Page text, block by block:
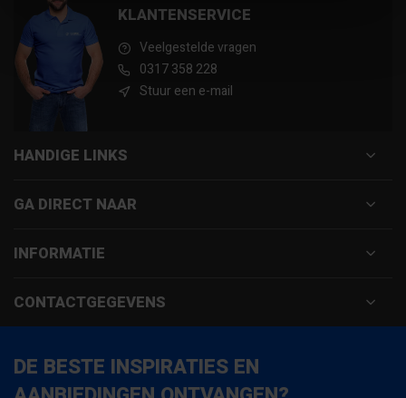
KLANTENSERVICE
Veelgestelde vragen
0317 358 228
Stuur een e-mail
HANDIGE LINKS
GA DIRECT NAAR
INFORMATIE
CONTACTGEGEVENS
DE BESTE INSPIRATIES EN